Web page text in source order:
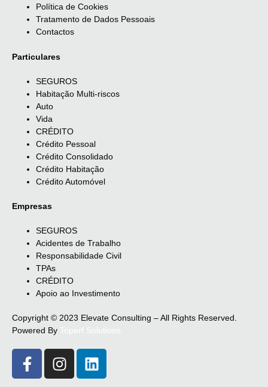
Política de Cookies
Tratamento de Dados Pessoais
Contactos
Particulares
SEGUROS
Habitação Multi-riscos
Auto
Vida
CRÉDITO
Crédito Pessoal
Crédito Consolidado
Crédito Habitação
Crédito Automóvel
Empresas
SEGUROS
Acidentes de Trabalho
Responsabilidade Civil
TPAs
CRÉDITO
Apoio ao Investimento
Copyright © 2023 Elevate Consulting – All Rights Reserved.
Powered By